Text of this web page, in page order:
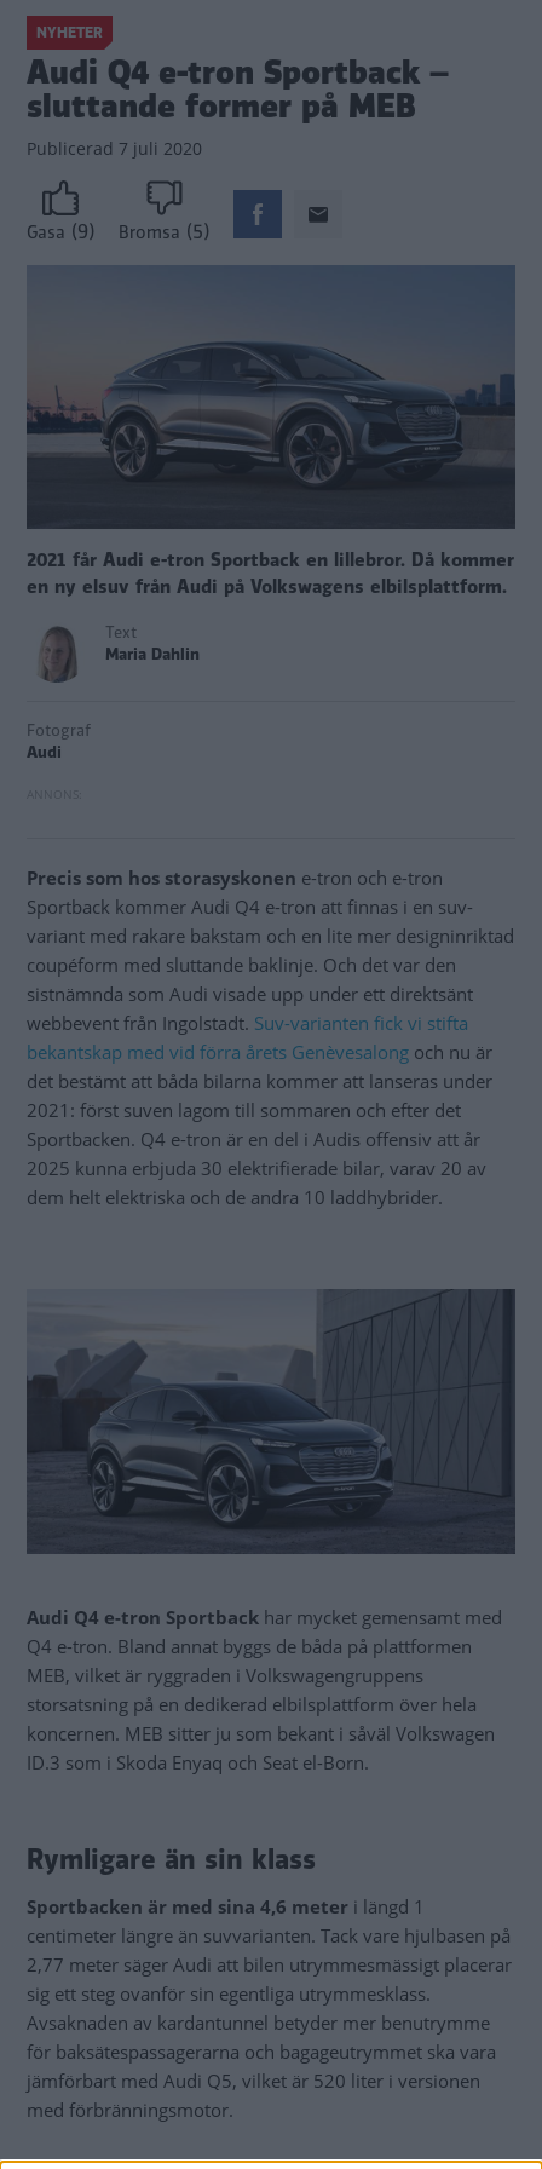
NYHETER
Audi Q4 e-tron Sportback –
sluttande former på MEB
Publicerad 7 juli 2020
Gasa (9) Bromsa (5)
2021 får Audi e-tron Sportback en lillebror. Då kommer
en ny elsuv från Audi på Volkswagens elbilsplattform.
Text
Maria Dahlin
Fotograf
Audi
Precis som hos storasyskonen e-tron och e-tron
Sportback kommer Audi Q4 e-tron att finnas i en suv-
variant med rakare bakstam och en lite mer designinriktad
coupéform med sluttande baklinje. Och det var den
sistnämnda som Audi visade upp under ett direktsänt
webbevent från Ingolstadt. Suv-varianten fick vi stifta
bekantskap med vid förra årets Genèvesalong och nu är
det bestämt att båda bilarna kommer att lanseras under
2021: först suven lagom till sommaren och efter det
Sportbacken. Q4 e-tron är en del i Audis offensiv att år
2025 kunna erbjuda 30 elektrifierade bilar, varav 20 av
dem helt elektriska och de andra 10 laddhybrider.
Audi Q4 e-tron Sportback har mycket gemensamt med
Q4 e-tron. Bland annat byggs de båda på plattformen
MEB, vilket är ryggraden i Volkswagengruppens
storsatsning på en dedikerad elbilsplattform över hela
koncernen. MEB sitter ju som bekant i såväl Volkswagen
ID.3 som i Skoda Enyaq och Seat el-Born.
Rymligare än sin klass
Sportbacken är med sina 4,6 meter i längd 1
centimeter längre än suvvarianten. Tack vare hjulbasen på
2,77 meter säger Audi att bilen utrymmesmässigt placerar
sig ett steg ovanför sin egentliga utrymmesklass.
Avsaknaden av kardantunnel betyder mer benutrymme
för baksätespassagerarna och bagageutrymmet ska vara
jämförbart med Audi Q5, vilket är 520 liter i versionen
med förbränningsmotor.